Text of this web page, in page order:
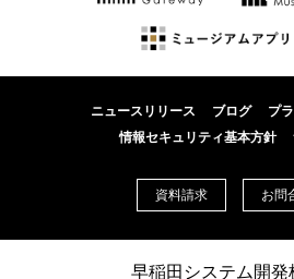
ニュースリリース ブログ
プ
情報セキュリティ基本方針
資料請求 お問
早稲田システム開発